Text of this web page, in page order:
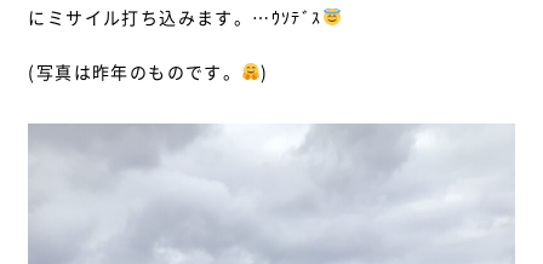
にミサイル打ち込みます。…ｳｿﾃﾞｽ
(写真は昨年のものです。 )